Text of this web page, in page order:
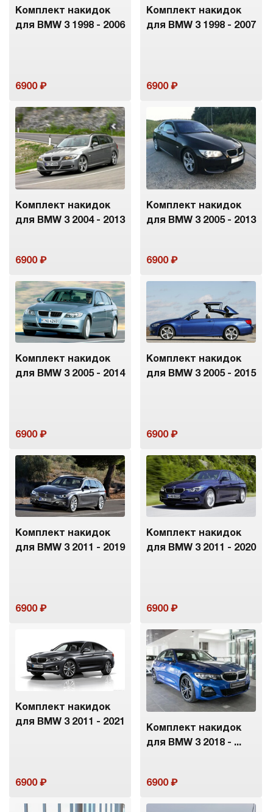
Комплект накидок
для BMW 3 1998 - 2006
6900
Комплект накидок
для BMW 3 1998 - 2007
6900
Комплект накидок
для BMW 3 2004 - 2013
6900
Комплект накидок
для BMW 3 2005 - 2013
6900
Комплект накидок
для BMW 3 2005 - 2014
6900
Комплект накидок
для BMW 3 2005 - 2015
6900
Комплект накидок
для BMW 3 2011 - 2019
6900
Комплект накидок
для BMW 3 2011 - 2020
6900
Комплект накидок
для BMW 3 2011 - 2021
6900
Комплект накидок
для BMW 3 2018 - ...
6900